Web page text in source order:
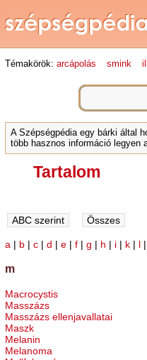
Témakörök: arcápolás smink
A Szépségpédia egy bárki által
több hasznos információ legyen
Tartalom
a | b |c |d |e |f |g | h | i | k | l |
m
Macrocystis
Masszázs
Masszázs ellenjavallatai
Maszk
Melanin
Melanoma